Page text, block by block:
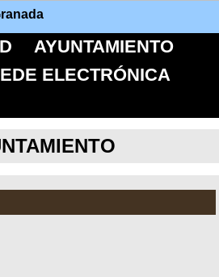
AYUNTAMIENTO
ELECTRÓNICA